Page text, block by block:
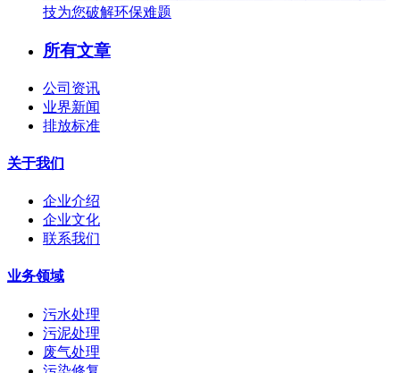
技为您破解环保难题
所有文章
公司资讯
业界新闻
排放标准
关于我们
企业介绍
企业文化
联系我们
业务领域
污水处理
污泥处理
废气处理